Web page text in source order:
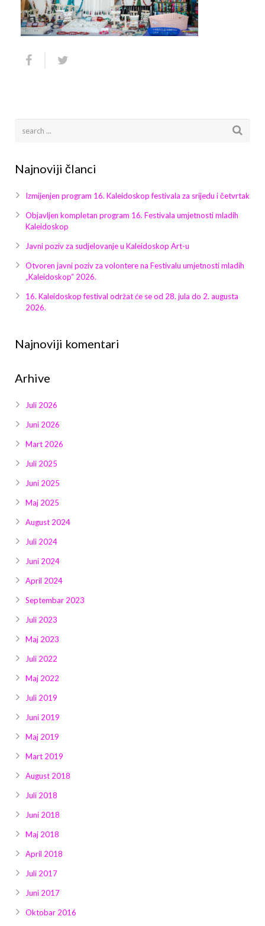
Video 2011
Video 2015
Video 2018
Galerija 2010
Galerija 2014
Galerija 2017
Galerija 2018
Galerija 2019
Galerija 2022
Galerija 2024
Galerija 2025
Arhiva
Najnoviji članci
Izmijenjen program 16. Kaleidoskop festivala za srijedu i četvrtak
Objavljen kompletan program 16. Festivala umjetnosti mladih
Kaleidoskop
Javni poziv za sudjelovanje u Kaleidoskop Art-u
Otvoren javni poziv za volontere na Festivalu umjetnosti mladih
„Kaleidoskop“ 2026.
16. Kaleidoskop festival održat će se od 28. jula do 2. augusta
2026.
Najnoviji komentari
Arhive
Juli 2026
Juni 2026
Mart 2026
Juli 2025
Juni 2025
Maj 2025
August 2024
Juli 2024
Juni 2024
April 2024
Septembar 2023
Juli 2023
Maj 2023
Juli 2022
Maj 2022
Juli 2019
Juni 2019
Maj 2019
Mart 2019
August 2018
Juli 2018
Juni 2018
Maj 2018
April 2018
Juli 2017
Juni 2017
Oktobar 2016